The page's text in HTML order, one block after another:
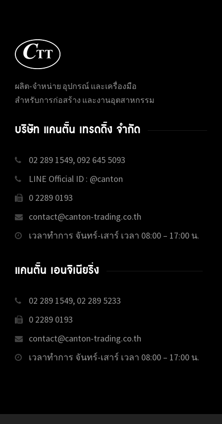
ผลิต-จำหน่าย อุปกรณ์ และเครื่องมือ
สำหรับการก่อสร้าง และงานอุตสาหกรรม
บริษัท แคนตั้น เทรดดิ้ง จำกัด
02 289 1549, 092 645 5093
LINE Official ID : @canton
0 2289 0193
contact@canton-trading.co.th
เวลาทำการ จันทร์-เสาร์ เวลา 08:00 – 17:00 น.
แคนตั้น เอนจิเนียริ่ง
02 289 1549, 02 289 5233
0 2289 0193
contact@canton-trading.co.th
เวลาทำการ จันทร์-เสาร์ เวลา 08:00 – 17:00 น.